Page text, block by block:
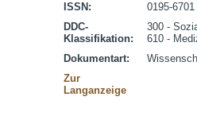
ISSN:
0195-6701
DDC-
Klassifikation:
300 -
610 -
Dokumentart:
Zur
Langanzeige